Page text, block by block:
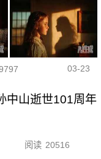
03-23
中山逝世101周年
阅读 20516